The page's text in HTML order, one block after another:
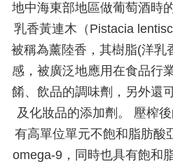
地中海東部地區做葡萄酒時
乳香黃連木（Pistacia
被稱為薰陸香，其樹脂(洋乳
感，被廣泛地應用在食品行
餚、飲品的調味劑，另外還
及化妝品的添加劑。 壓榨
有高單位單元不飽和脂肪酸
omega-9，同時也具有飽和